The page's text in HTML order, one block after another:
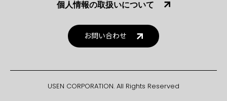
個人情報の取扱いについて
お問い合わせ
USEN CORPORATION. All Rights Reserved